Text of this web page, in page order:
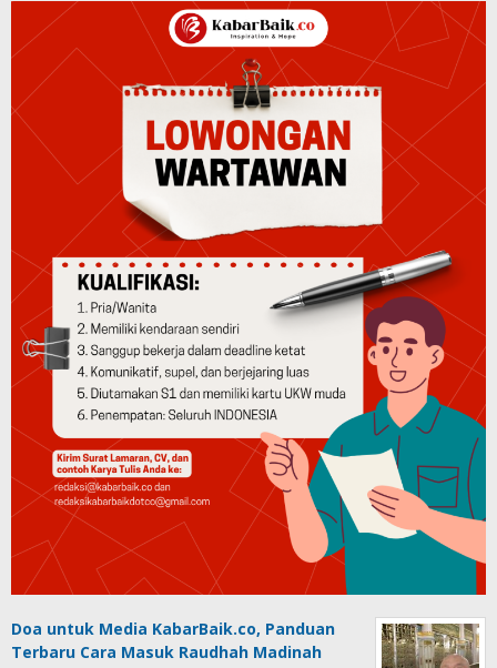
Doa untuk Media KabarBaik.co, Panduan
Terbaru Cara Masuk Raudhah Madinah